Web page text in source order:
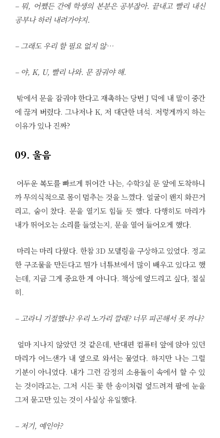
– 뭐, 어쨌든 간에 학생의 본분은 공부잖아. 끝내고 빨리 내신
공부나 하러 내려가야지.
– 그래도 우리 할 필요 없지 않…
– 야, K, U, 빨리 나와. 문 잠궈야 해.
밖에서 문을 잠궈야 한다고 재촉하는 당번 J 덕에 내 말이 중간
에 끊겨 버렸다. 그나저나 K, 저 대단한 녀석. 저렇게까지 하는
이유가 있나 진짜?
09. 울음
어두운 복도를 빠르게 뛰어간 나는, 수학3실 문 앞에 도착하니
까 무의식적으로 몸이 멈추는 것을 느꼈다. 얼굴이 왠지 화끈거
리고, 숨이 찼다. 문을 열기도 힘들 듯 했다. 다행히도 마리가
내가 뛰어오는 소리를 들었는지, 문을 열어 들어오게 했다.
마리는 마리 다웠다. 한참 3D 모델링을 구상하고 있었다. 정교
한 구조물을 만든다고 뭔가 너튜브에서 많이 배우고 있다고 했
는데, 지금 그게 중요한 게 아니다. 책상에 엎드리고 싶다, 절실
히.
– 고라니 기절했나? 우리 노가리 깔래? 너무 피곤해서 못 까나?
얼마 지나지 않았던 것 같은데, 반대편 컴퓨터 앞에 앉아 있던
마리가 어느샌가 내 옆으로 와서는 물었다. 하지만 나는 그럴
기분이 아니었다. 내가 그런 감정의 소용돌이 속에서 할 수 있
는 것이라고는, 그저 시든 꽃 한 송이처럼 엎드려져 팔에 눈을
그저 묻고만 있는 것이 사실상 유일했다.
– 저기, 예인아?